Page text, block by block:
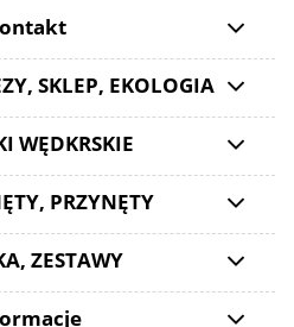
SKLEP, EKOLOGIA
WĘDKRSKIE
PRZYNĘTY
ZESTAWY